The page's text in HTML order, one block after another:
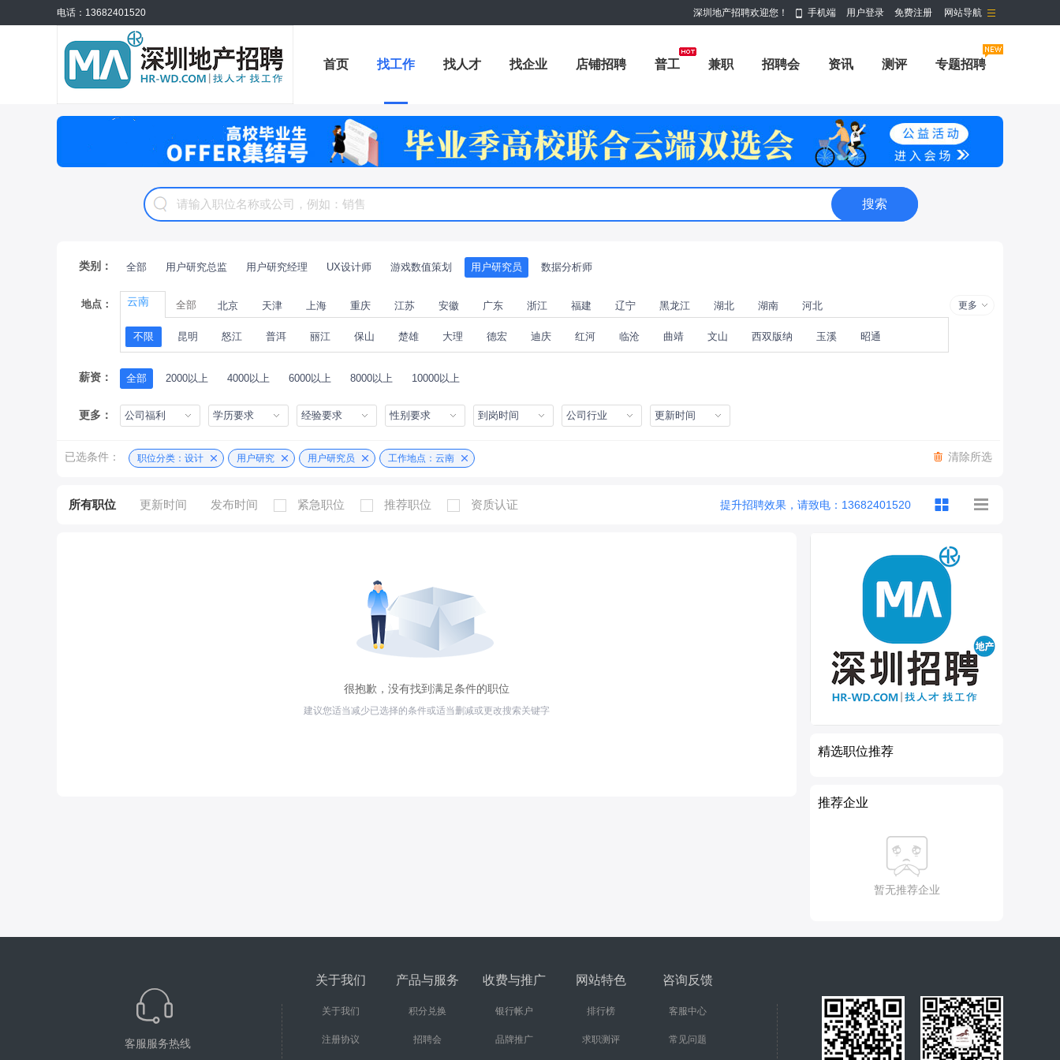
电话：13682401520 网站导航
深圳地产招聘欢迎您！ 手机端 用户登录 免费注册
首页 找工作 找人才 找企业 店铺招聘 普工 兼职 招聘会 资讯 测评 专题招聘
公招 职位专题 商城 附近职位 工具箱 赏金招聘
类别： 全部 用户研究总监 用户研究经理 UX设计师 游戏数值策划 用户研究员 数据分析师
地点： 云南 全部 北京 天津 上海 重庆 江苏 安徽 广东 浙江 福建 辽宁 黑龙江 湖北 湖南 河北 更多
不限 昆明 怒江 普洱 丽江 保山 楚雄 大理 德宏 迪庆 红河 临沧 曲靖 文山 西双版纳 玉溪 昭通
薪资： 全部 2000以上 4000以上 6000以上 8000以上 10000以上
更多： 公司福利 学历要求 经验要求 性别要求 到岗时间 公司行业 更新时间
清除所选
已选条件： 职位分类：设计 用户研究 用户研究员 工作地点：云南
所有职位 更新时间 发布时间 紧急职位 推荐职位 资质认证 提升招聘效果，请致电：13682401520
很抱歉，没有找到满足条件的职位
建议您适当减少已选择的条件或适当删减或更改搜索关键字
精选职位推荐
推荐企业
暂无推荐企业
客服服务热线
关于我们
关于我们
注册协议
产品与服务
积分兑换
招聘会
收费与推广
银行帐户
品牌推广
网站特色
排行榜
求职测评
咨询反馈
客服中心
常见问题